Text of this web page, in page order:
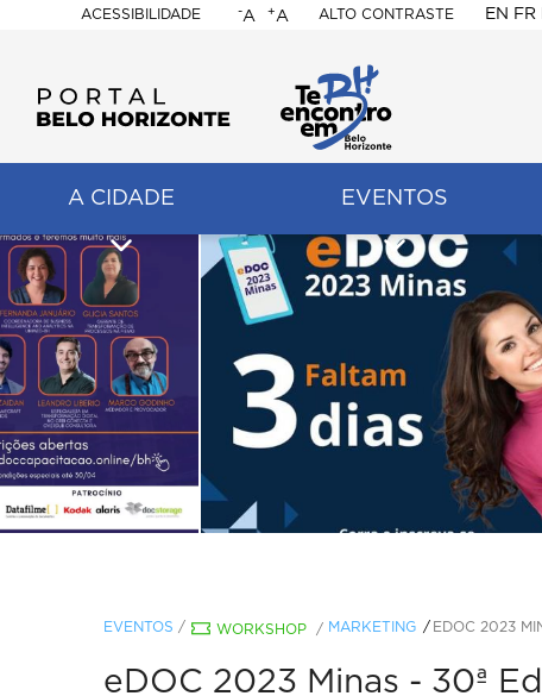
ACESSIBILIDADE
BELO
HORIZONTE
-A +A ALTO CONTRASTE EN FR
A CIDADE EVENTOS
EVENTOS / WORKSHOP / MARKETING EDOC 2023
eDOC 2023 Minas - 30ª